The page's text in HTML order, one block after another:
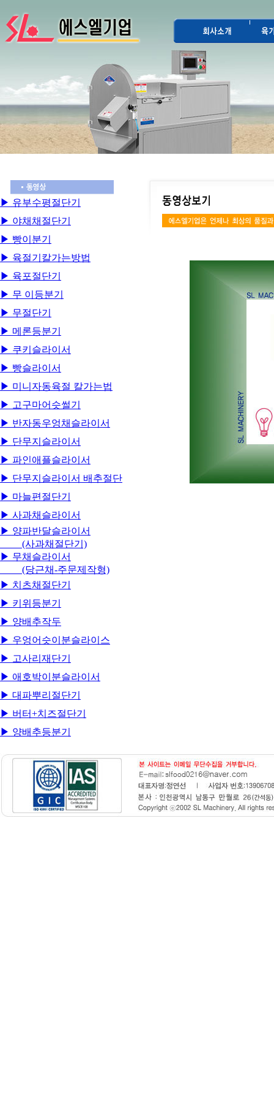
▶ 유부수평절단기
▶ 야채채절단기
▶ 빵이분기
▶ 육절기칼가는방법
▶ 육포절단기
▶ 무 이등분기
▶ 무절단기
▶ 메론등분기
▶ 쿠키슬라이서
▶ 빵슬라이서
▶ 미니자동육절 칼가는법
▶ 고구마어슷썰기
▶ 반자동우엉채슬라이서
▶ 단무지슬라이서
▶ 파인애플슬라이서
▶ 단무지슬라이서 배추절단
▶ 마늘편절단기
▶ 사과채슬라이서
▶ 양파반달슬라이서
(사과채절단기)
▶ 무채슬라이서
(당근채-주문제작형)
▶ 치츠채절단기
▶ 키위등분기
▶ 양배추작두
▶ 우엉어슷이분슬라이스
▶ 고사리재단기
▶ 애호박이분슬라이서
▶ 대파뿌리절단기
▶ 버터+치즈절단기
▶ 양배추등분기